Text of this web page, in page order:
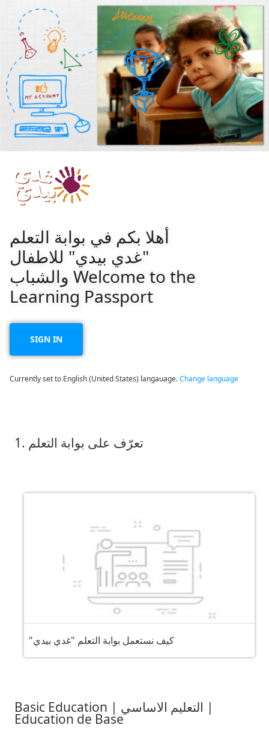
أهلا بكم في بوابة التعلم
"غدي بيدي" للاطفال
والشباب Welcome to the
Learning Passport
SIGN IN
Currently set to English (United States) langauage.Change language
1. تعرّف على بوابة التعلم
"كيف نستعمل بوابة التعلم "غدي بيدي
Basic Education | التعليم الاساسي |
Education de Base